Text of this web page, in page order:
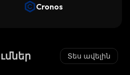
Cronos
Տես ավելին